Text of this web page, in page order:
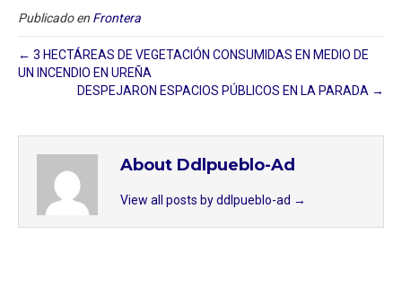
Publicado en Frontera
← 3 HECTÁREAS DE VEGETACIÓN CONSUMIDAS EN MEDIO DE
UN INCENDIO EN UREÑA
DESPEJARON ESPACIOS PÚBLICOS EN LA PARADA →
About Ddlpueblo-Ad
View all posts by ddlpueblo-ad →